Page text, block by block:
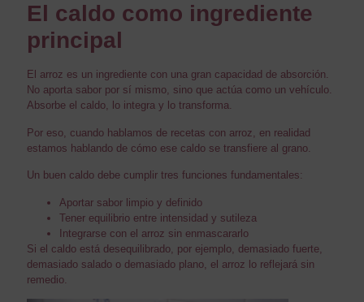
El caldo como ingrediente
principal
El arroz es un ingrediente con una gran capacidad de absorción.
No aporta sabor por sí mismo, sino que actúa como un vehículo.
Absorbe el caldo, lo integra y lo transforma.
Por eso, cuando hablamos de recetas con arroz, en realidad
estamos hablando de cómo ese caldo se transfiere al grano.
Un buen caldo debe cumplir tres funciones fundamentales:
Aportar sabor limpio y definido
Tener equilibrio entre intensidad y sutileza
Integrarse con el arroz sin enmascararlo
Si el caldo está desequilibrado, por ejemplo, demasiado fuerte,
demasiado salado o demasiado plano, el arroz lo reflejará sin
remedio.